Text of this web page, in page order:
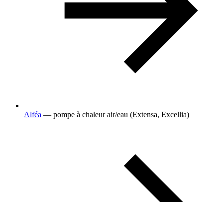
Alféa — pompe à chaleur air/eau (Extensa, Excellia)